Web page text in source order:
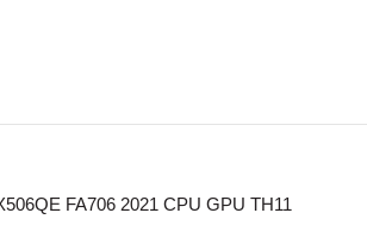
FA706 2021 CPU GPU TH11